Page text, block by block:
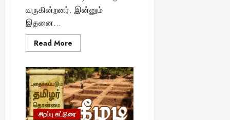
வருகின்றனர். இன்னும்
இதனை...
Read More
more
வாழ்க்கையில்
நடக்கும்
சடங்கு
மற்றும்
சம்பிரதாயம்..!
புதைந்திருப்பது
என்ன?
சிறப்பு கட்டுரை